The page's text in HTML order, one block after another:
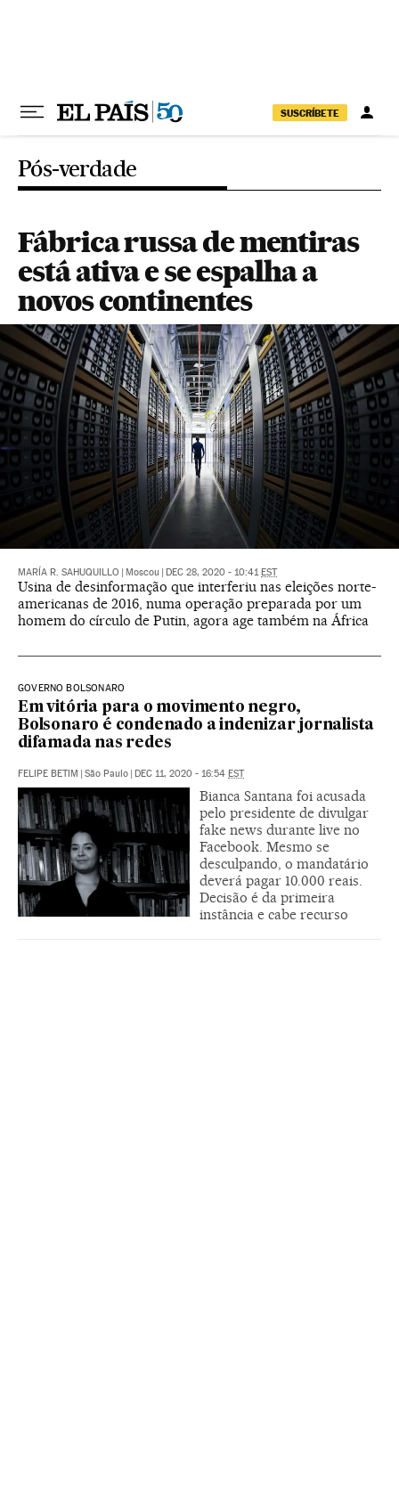
SUSCRÍBETE
Pós-verdade
Fábrica russa de mentiras
está ativa e se espalha a
novos continentes
MARÍA R. SAHUQUILLO Moscou DEC 28, 2020 - 10:41 EST
Usina de desinformação que interferiu nas eleições norte-
americanas de 2016, numa operação preparada por um
homem do círculo de Putin, agora age também na África
GOVERNO BOLSONARO
Em vitória para o movimento negro,
Bolsonaro é condenado a indenizar jornalista
difamada nas redes
FELIPE BETIM São Paulo DEC 11, 2020 - 16:54 EST
Bianca Santana foi acusada
pelo presidente de divulgar
fake news durante live no
Facebook. Mesmo se
desculpando, o mandatário
deverá pagar 10.000 reais.
Decisão é da primeira
instância e cabe recurso